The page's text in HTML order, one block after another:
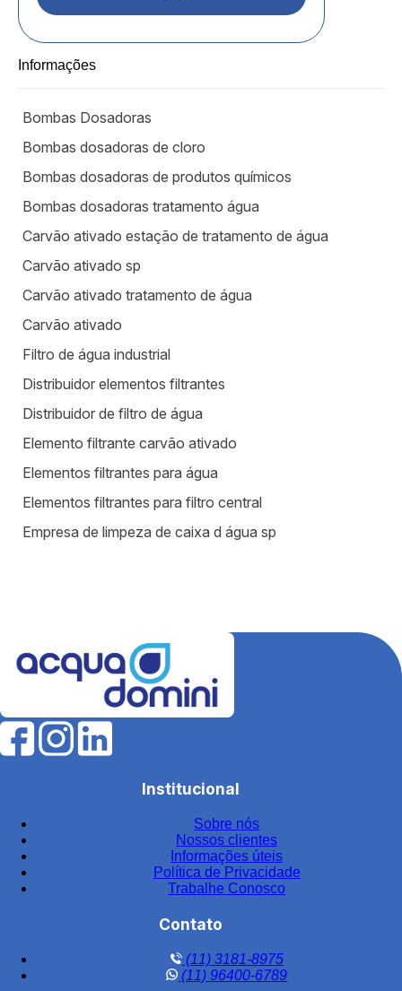
Informações
Bombas Dosadoras
Bombas dosadoras de cloro
Bombas dosadoras de produtos químicos
Bombas dosadoras tratamento água
Carvão ativado estação de tratamento de água
Carvão ativado sp
Carvão ativado tratamento de água
Carvão ativado
Filtro de água industrial
Distribuidor elementos filtrantes
Distribuidor de filtro de água
Elemento filtrante carvão ativado
Elementos filtrantes para água
Elementos filtrantes para filtro central
Empresa de limpeza de caixa d água sp
Fábrica de filtros para tratamento de água
Fabricantes de elementos filtrantes
Filtro de água para indústria
Filtro de água industrial
Filtro de carvão ativado para água
Filtro de carvão ativado industrial
Filtro de carvão ativado para tratamento de água
Filtro de carvão preço
Filtro central de água
Institucional
Sobre nós
Nossos clientes
Informações úteis
Política de Privacidade
Trabalhe Conosco
Contato
(11) 3181-8975
(11) 96400-6789